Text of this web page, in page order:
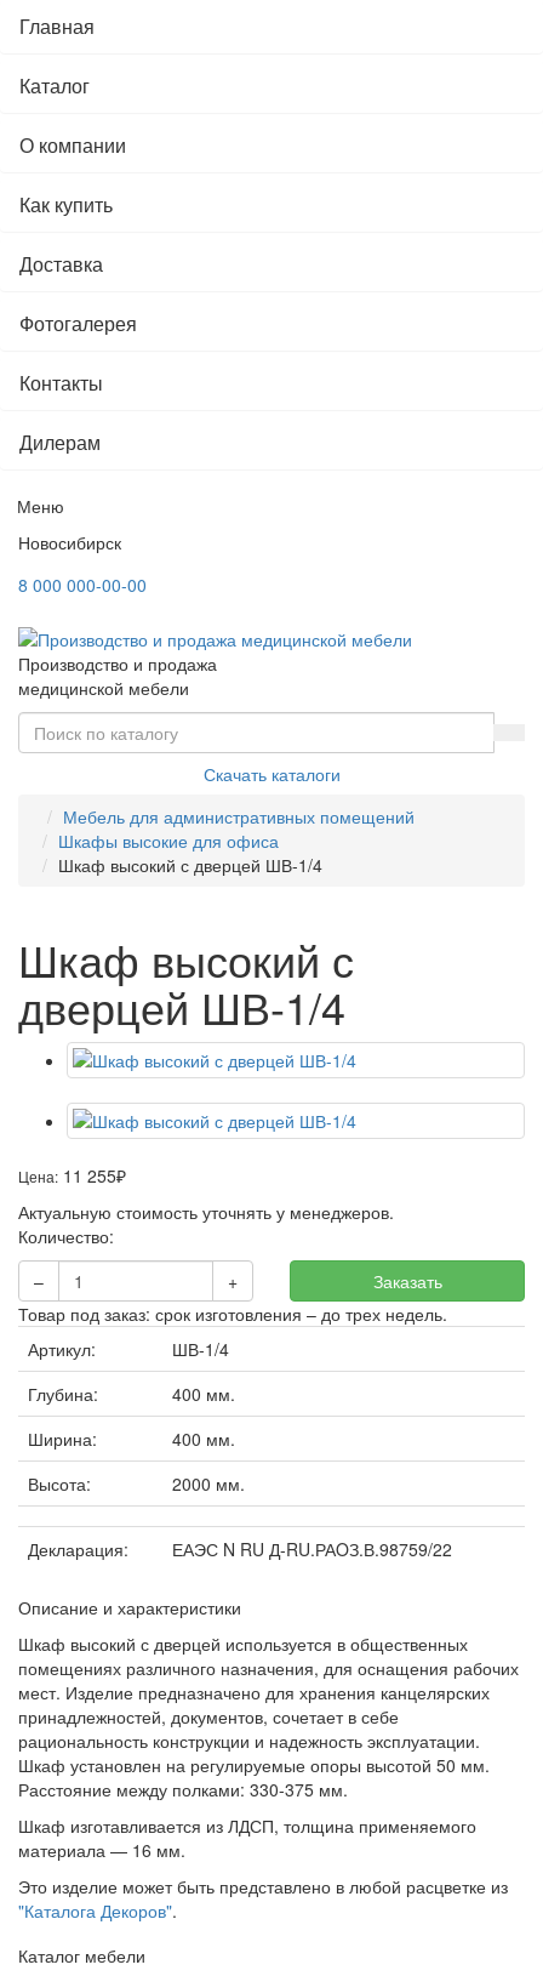
Главная
Каталог
О компании
Как купить
Доставка
Фотогалерея
Контакты
Дилерам
Меню
Новосибирск
8 000 000-00-00
Производство и продажа
медицинской мебели
Скачать каталоги
Мебель для административных помещений
Шкафы высокие для офиса
Шкаф высокий с дверцей ШВ-1/4
Шкаф высокий с
дверцей ШВ-1/4
Цена: 11 255₽
Актуальную стоимость уточнять у менеджеров.
Количество:
–
+
Заказать
Товар под заказ: срок изготовления – до трех недель.
Артикул:
ШВ-1/4
Глубина:
400 мм.
Ширина:
400 мм.
Высота:
2000 мм.
Декларация: ЕАЭС N RU Д-RU.РАOЗ.В.98759/22
Описание и характеристики
Шкаф высокий с дверцей используется в общественных
помещениях различного назначения, для оснащения рабочих
мест. Изделие предназначено для хранения канцелярских
принадлежностей, документов, сочетает в себе
рациональность конструкции и надежность эксплуатации.
Шкаф установлен на регулируемые опоры высотой 50 мм.
Расстояние между полками: 330-375 мм.
Шкаф изготавливается из ЛДСП, толщина применяемого
материала — 16 мм.
Это изделие может быть представлено в любой расцветке из
"Каталога Декоров".
Каталог мебели